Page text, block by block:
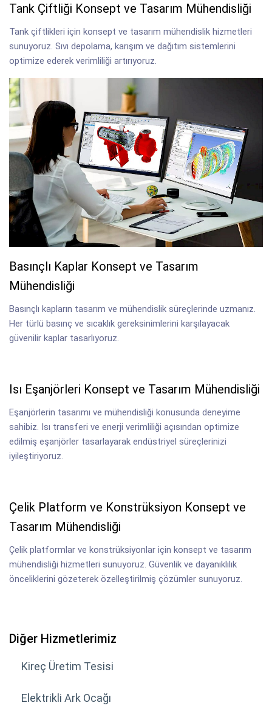
Tank Çiftliği Konsept ve Tasarım Mühendisliği
Tank çiftlikleri için konsept ve tasarım mühendislik hizmetleri
sunuyoruz. Sıvı depolama, karışım ve dağıtım sistemlerini
optimize ederek verimliliği artırıyoruz.
Basınçlı Kaplar Konsept ve Tasarım
Mühendisliği
Basınçlı kapların tasarım ve mühendislik süreçlerinde uzmanız.
Her türlü basınç ve sıcaklık gereksinimlerini karşılayacak
güvenilir kaplar tasarlıyoruz.
Isı Eşanjörleri Konsept ve Tasarım Mühendisliği
Eşanjörlerin tasarımı ve mühendisliği konusunda deneyime
sahibiz. Isı transferi ve enerji verimliliği açısından optimize
edilmiş eşanjörler tasarlayarak endüstriyel süreçlerinizi
iyileştiriyoruz.
Çelik Platform ve Konstrüksiyon Konsept ve
Tasarım Mühendisliği
Çelik platformlar ve konstrüksiyonlar için konsept ve tasarım
mühendisliği hizmetleri sunuyoruz. Güvenlik ve dayanıklılık
önceliklerini gözeterek özelleştirilmiş çözümler sunuyoruz.
Diğer Hizmetlerimiz
Kireç Üretim Tesisi
Elektrikli Ark Ocağı